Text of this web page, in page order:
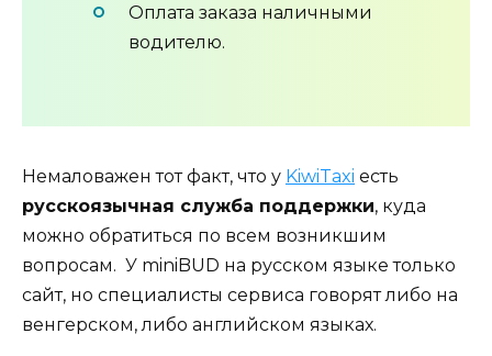
Оплата заказа наличными
водителю.
Немаловажен тот факт, что у KiwiTaxi есть
русскоязычная служба поддержки, куда
можно обратиться по всем возникшим
вопросам. У miniBUD на русском языке только
сайт, но специалисты сервиса говорят либо на
венгерском, либо английском языках.